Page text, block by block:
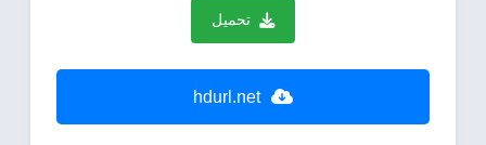
تحميل
hdurl.net